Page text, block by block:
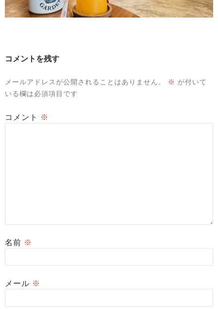
コメントを残す
メールアドレスが公開されることはありません。 ※ が付いて
いる欄は必須項目です
コメント ※
名前 ※
メール ※